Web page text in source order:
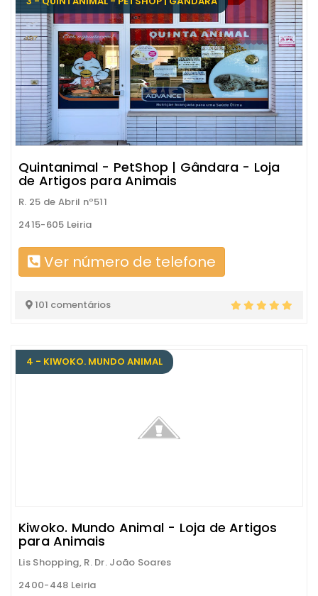
Quintanimal - PetShop | Gândara - Loja
de Artigos para Animais
R. 25 de Abril nº511
2415-605 Leiria
Ver número de telefone
101 comentários
4 - KIWOKO. MUNDO ANIMAL
Kiwoko. Mundo Animal - Loja de Artigos
para Animais
Lis Shopping, R. Dr. João Soares
2400-448 Leiria